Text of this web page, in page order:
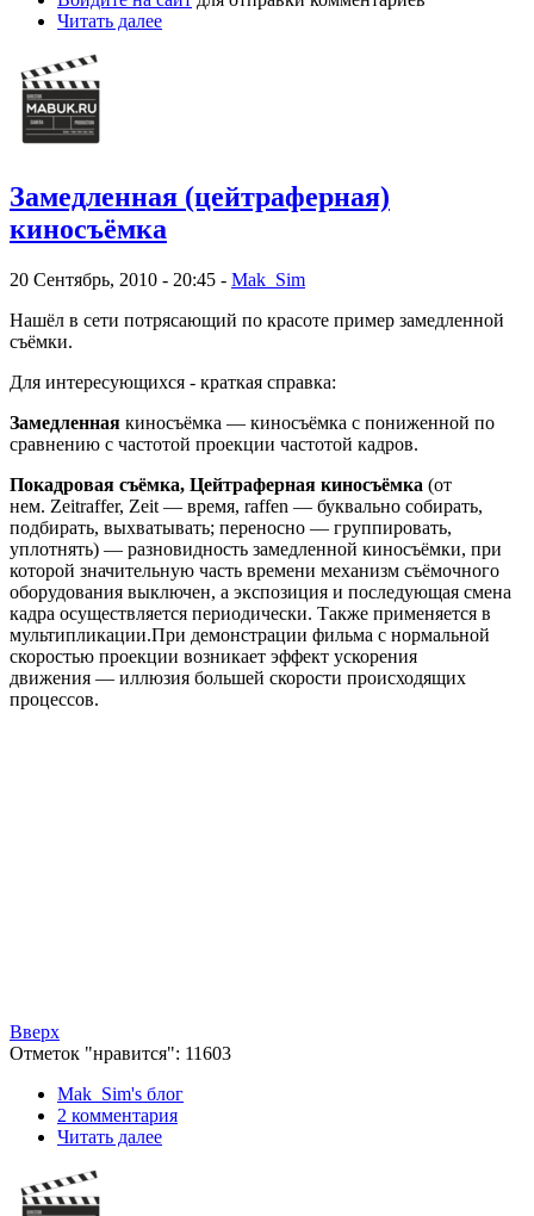
Читать далее
Замедленная (цейтраферная)
киносъёмка
20 Сентябрь, 2010 - 20:45 - Mak_Sim
Нашёл в сети потрясающий по красоте пример замедленной
съёмки.
Для интересующихся - краткая справка:
Замедленная киносъёмка — киносъёмка с пониженной по
сравнению с частотой проекции частотой кадров.
Покадровая съёмка, Цейтраферная киносъёмка (от
нем. Zeitraffer, Zeit — время, raffen — буквально собирать,
подбирать, выхватывать; переносно — группировать,
уплотнять) — разновидность замедленной киносъёмки, при
которой значительную часть времени механизм съёмочного
оборудования выключен, а экспозиция и последующая смена
кадра осуществляется периодически. Также применяется в
мультипликации.При демонстрации фильма с нормальной
скоростью проекции возникает эффект ускорения
движения — иллюзия большей скорости происходящих
процессов.
Вверх
Отметок "нравится": 11603
Mak_Sim's блог
2 комментария
Читать далее